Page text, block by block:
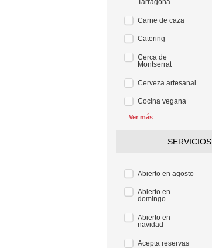
Tarragona
Carne de caza
Catering
Cerca de
Montserrat
Cerveza artesanal
Cocina vegana
Ver más
SERVICIOS
Abierto en agosto
Abierto en
domingo
Abierto en
navidad
Acepta reservas